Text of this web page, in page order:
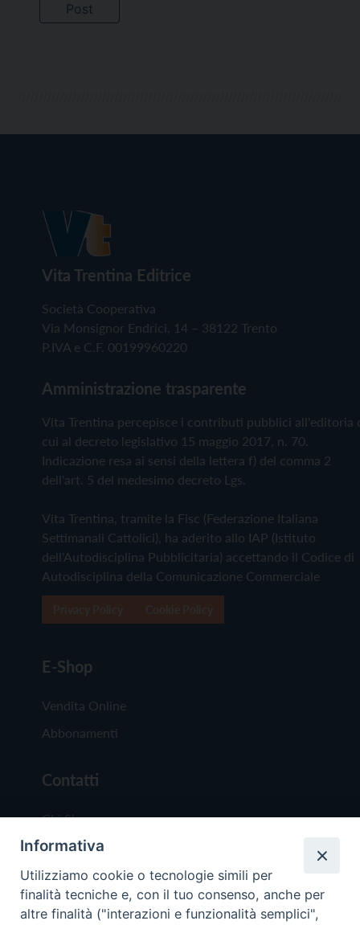
Vita Trentina Editrice
Società Cooperativa
Via Monsignor Endrici, 14 – 38122 Trento
P.IVA e C.F. 00199960220
Amministrazione trasparente
Vita Trentina percepisce i contributi pubblici all'editoria
cui al decreto legislativo 15 maggio 2017, n. 70.
Indicazione resa ai sensi della lettera f) del comma 2
dell'art. 5 del medesimo decreto Lgs.
Vita Trentina, tramite la Fisc (Federazione Italiana
Settimanali Cattolici), ha aderito allo IAP (Istituto
dell'Autodisciplina Pubblicitaria) accettando il Codice di
Autodisciplina della Comunicazione Commerciale
E-Shop
Vendita Online
Abbonamenti
Contatti
Chi Siamo
Redazione
Scrivici
Informativa
Utilizziamo cookie o tecnologie simili per
finalità tecniche e, con il tuo consenso, anche per
altre finalità ("interazioni e funzionalità semplici",